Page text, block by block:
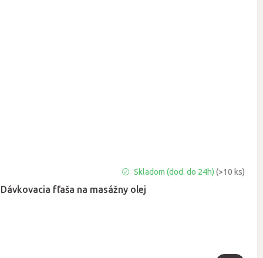
Dávkovacia fľaša na masážny olej
hodnotenie
produktu
Skladom (dod. do 24h)(>10 ks)